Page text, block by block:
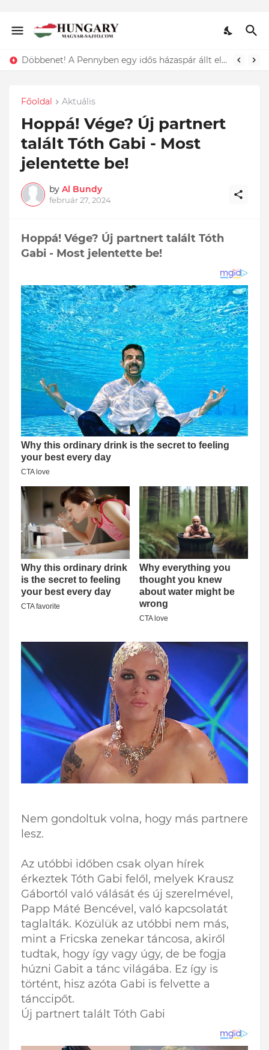
Lefotózták Oláh Ibolyát, amint épp vele csókolózik - EZT nem hiszed el, kinek a karjában kötött ki...ÍME
Főoldal Aktuális
Hoppá! Vége? Új partnert
talált Tóth Gabi - Most
jelentette be!
by Al Bundy
február 27, 2024
Hoppá! Vége? Új partnert talált Tóth
Gabi - Most jelentette be!
Nem gondoltuk volna, hogy más partnere
lesz.
Az utóbbi időben csak olyan hírek
érkeztek Tóth Gabi felől, melyek Krausz
Gábortól való válását és új szerelmével,
Papp Máté Bencével, való kapcsolatát
taglalták. Közülük az utóbbi nem más,
mint a Fricska zenekar táncosa, akiről
tudtak, hogy így vagy úgy, de be fogja
húzni Gabit a tánc világába. Ez így is
történt, hisz azóta Gabi is felvette a
tánccipőt.
Új partnert talált Tóth Gabi